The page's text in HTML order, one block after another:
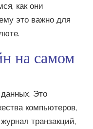
как они
это важно для
на самом
Это
компьютеров,
транзакций,